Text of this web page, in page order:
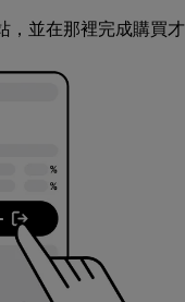
，並在那裡完成購買